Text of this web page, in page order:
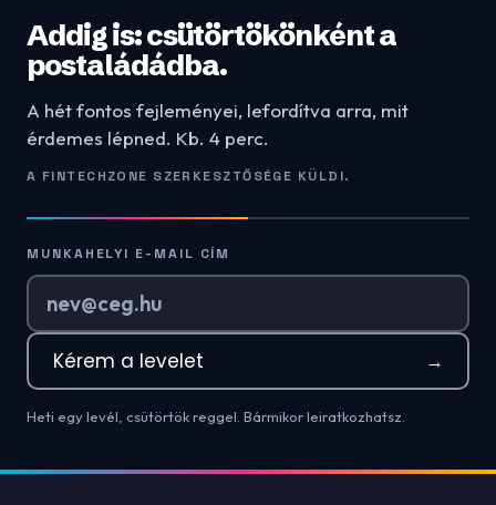
Addig is: csütörtökönként a
postaládádba.
A hét fontos fejleményei, lefordítva arra, mit
érdemes lépned. Kb. 4 perc.
A FINTECHZONE SZERKESZTŐSÉGE KÜLDI.
MUNKAHELYI E-MAIL CÍM
Kérem a levelet →
Heti egy levél, csütörtök reggel. Bármikor leiratkozhatsz.